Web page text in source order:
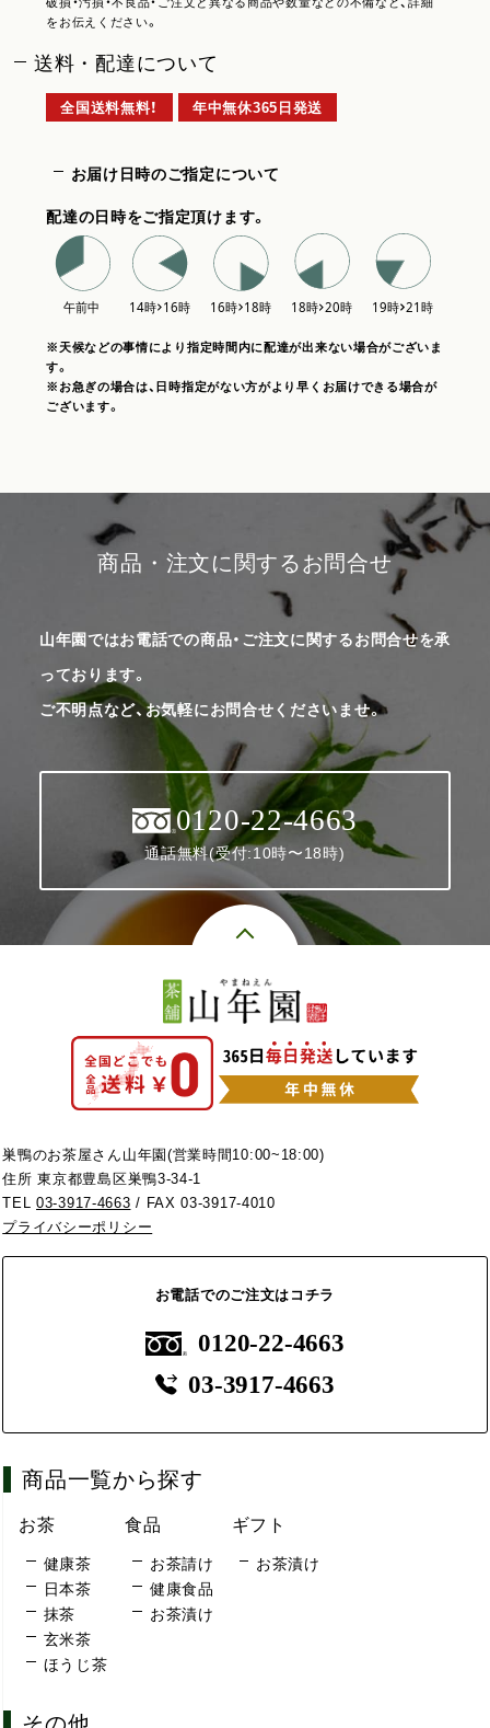
をお伝えください。
送料・配達について
全国送料無料！ 年中無休365日発送
お届け日時のご指定について
配達の日時をご指定頂けます。
※天候などの事情により指定時間内に配達が出来ない場合がございま
す。
※お急ぎの場合は、日時指定がない方がより早くお届けできる場合が
ございます。
商品・注文に関するお問合せ
山年園ではお電話での商品・ご注文に関するお問合せを承
っております。
ご不明点など、お気軽にお問合せくださいませ。
0120-22-4663
通話無料(受付:10時〜18時)
巣鴨のお茶屋さん山年園(営業時間10:00~18:00)
住所 東京都豊島区巣鴨3-34-1
TEL03-3917-4663 / FAX 03-3917-4010
プライバシーポリシー
お電話でのご注文はコチラ
0120-22-4663
03-3917-4663
商品一覧から探す
お茶
健康茶
日本茶
抹茶
玄米茶
ほうじ茶
食品
お茶請け
健康食品
お茶漬け
ギフト
お茶漬け